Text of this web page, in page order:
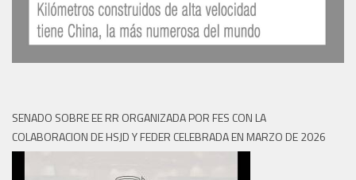
SENADO SOBRE EE RR ORGANIZADA POR FES CON LA
COLABORACION DE HSJD Y FEDER CELEBRADA EN MARZO DE 2026